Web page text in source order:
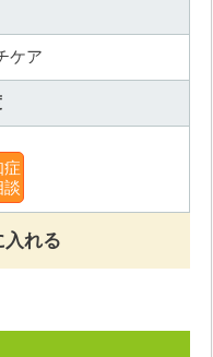
ケア
症
談
入れる